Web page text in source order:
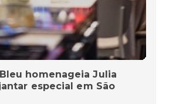
homenageia Julia
especial em São